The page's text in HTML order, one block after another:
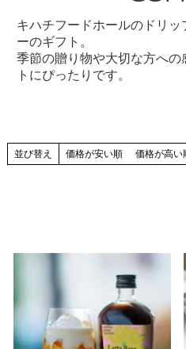
キハチフードホールのドリ
ーのギフト。
季節の贈り物や大切な方へ
トにぴったりです。
並び替え 価格が安い順 価格が高い